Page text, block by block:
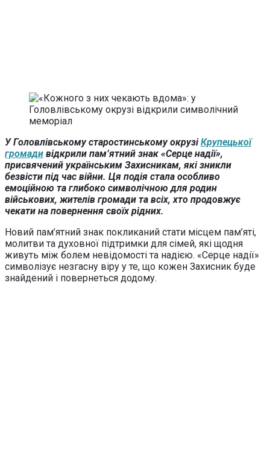
У Головлівському старостинському окрузіКрупецької
громади відкрили пам’ятний знак «Серце надії»,
присвячений українським Захисникам, які зникли
безвісти під час війни. Ця подія стала особливо
емоційною та глибоко символічною для родин
військових, жителів громади та всіх, хто продовжує
чекати на повернення своїх рідних.
Новий пам’ятний знак покликаний стати місцем пам’яті,
молитви та духовної підтримки для сімей, які щодня
живуть між болем невідомості та надією. «Серце надії»
символізує незгасну віру у те, що кожен Захисник буде
знайдений і повернеться додому.